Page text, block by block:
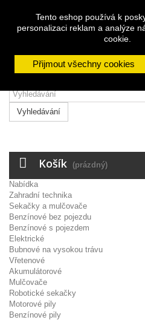
Tento eshop používá k
personalizaci reklam a analýze
cookie.
Přijmout všechny cookies
Přihlásit se
Vyhledávání
Košík (prázdný)
Nabídka
Zahradní technika
Sekačky a mulčovače
Benzínové bez pojezdu
Benzínové s pojezdem
Elektrické
Bubnové na vysokou trávu
Vřetenové
Akumulátorové
Mulčovače
Robotické sekačky
Motorové pily
Benzínové pily